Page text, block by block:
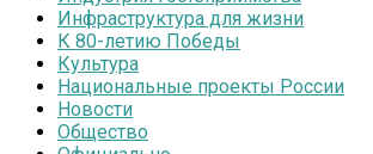
Инфраструктура для жизни
К 80-летию Победы
Культура
Национальные проекты России
Новости
Общество